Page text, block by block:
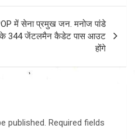
में सेना प्रमुख जन. मनोज पांडे
के 344 जेंटलमैन कैडेट पास आउट
होंगे
published. Required fields